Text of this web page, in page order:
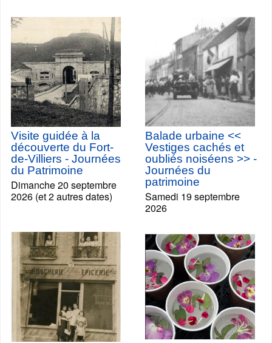
Visite guidée à la
découverte du Fort-
de-Villiers - Journées
du Patrimoine
Dimanche 20 septembre
2026 (et 2 autres dates)
Balade urbaine <<
Vestiges cachés et
oubliés noiséens >> -
Journées du
patrimoine
Samedi 19 septembre
2026